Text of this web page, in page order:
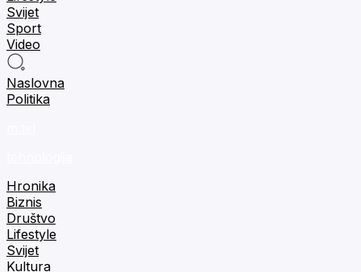
Svijet
Sport
Video
Naslovna
Politika
Hronika
Biznis
Društvo
Lifestyle
Svijet
Kultura